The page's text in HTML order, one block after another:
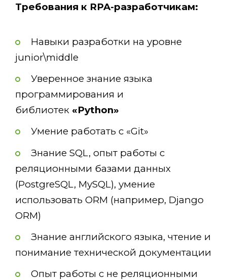
Требования к RPA-разработчикам:
Навыки разработки на уровне
junior\middle
Уверенное знание языка
программирования и
библиотек «Python»
Умение работать с «Git»
Знание SQL, опыт работы с
реляционными базами данных
(PostgreSQL, MySQL), умение
использовать ORM (например, Django
ORM)
Знание английского языка, чтение и
понимание технической документации
Опыт работы с не реляционными